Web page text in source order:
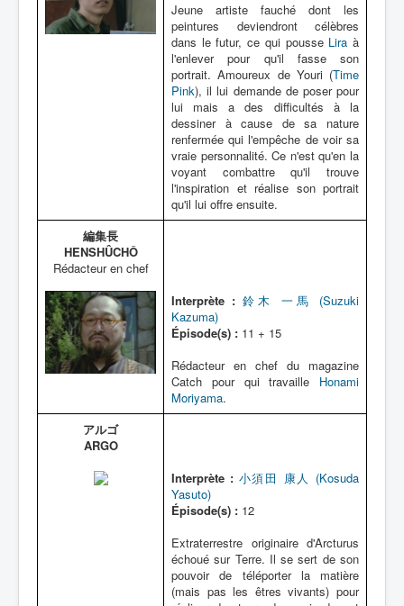
Jeune artiste fauché dont les
peintures deviendront célèbres
dans le futur, ce qui pousse Lira à
l'enlever pour qu'il fasse son
portrait. Amoureux de Youri (Time
Pink), il lui demande de poser pour
lui mais a des difficultés à la
dessiner à cause de sa nature
renfermée qui l'empêche de voir sa
vraie personnalité. Ce n'est qu'en la
voyant combattre qu'il trouve
l'inspiration et réalise son portrait
qu'il lui offre ensuite.
編集長
HENSHÛCHÔ
Rédacteur en chef
Interprète : 鈴木 一馬 (Suzuki
Kazuma)
Épisode(s) : 11 + 15
Rédacteur en chef du magazine
Catch pour qui travaille Honami
Moriyama.
アルゴ
ARGO
Interprète : 小須田 康人 (Kosuda
Yasuto)
Épisode(s) : 12
Extraterrestre originaire d'Arcturus
échoué sur Terre. Il se sert de son
pouvoir de téléporter la matière
(mais pas les êtres vivants) pour